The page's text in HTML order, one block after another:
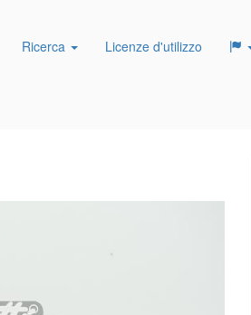
Ricerca Licenze d'utilizzo